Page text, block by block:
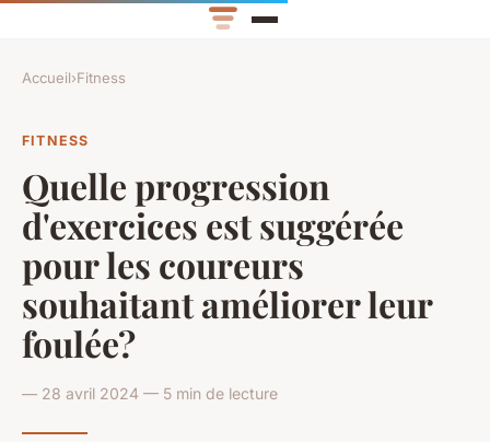
Accueil›Fitness
FITNESS
Quelle progression
d'exercices est suggérée
pour les coureurs
souhaitant améliorer leur
foulée?
— 28 avril 2024 — 5 min de lecture